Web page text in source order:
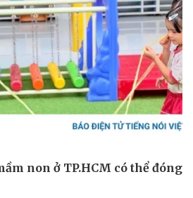
Đời sống
Nhà đẹp
Blog
Tình yêu - Gia đình